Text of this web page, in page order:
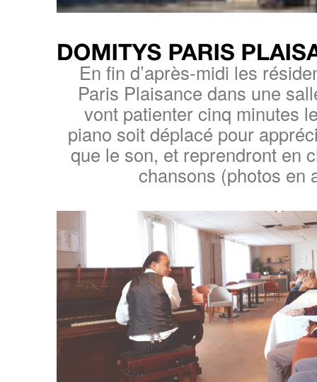
En fin d’après-midi les
Paris Plaisance dans une
vont patienter cinq minutes
piano soit déplacé pour
que le son, et reprendront en
chansons (photos en